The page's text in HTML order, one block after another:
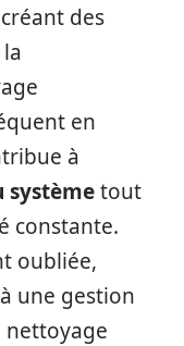
des
en
à
systèmetout
constante.
oubliée,
une gestion
nettoyage